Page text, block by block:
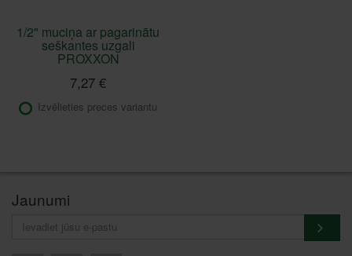
1/2" muciņa ar pagarinātu
seškantes uzgali
PROXXON
7,27 €
Izvēlieties preces variantu
Jaunumi